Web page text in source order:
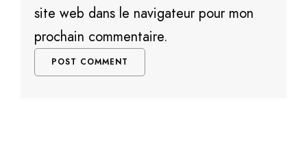
site web dans le navigateur pour mon
prochain commentaire.